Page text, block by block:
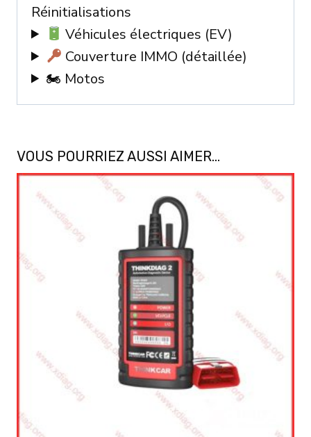
Réinitialisations
Véhicules électriques (EV)
Couverture IMMO (détaillée)
🏍 Motos
VOUS POURRIEZ AUSSI AIMER…